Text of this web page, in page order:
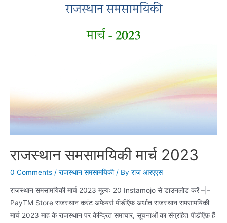
राजस्थान समसामयिकी मार्च 2023
0 Comments / राजस्थान समसामयिकी/ By राज आरएएस
राजस्थान समसामयिकी मार्च 2023 मूल्य: 20 Instamojo से डाउनलोड करें –|–
PayTM Store राजस्थान करंट अफेयर्स पीडीऍफ़ अर्थात राजस्थान समसामयिकी
मार्च 2023 माह के राजस्थान पर केन्द्रित समाचार, सूचनाओं का संग्रहित पीडीऍफ़ हैं